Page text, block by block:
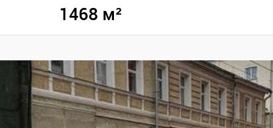
1468 м²